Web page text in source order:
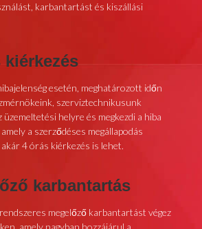
karbantartást és kiszállási
kiérkezés
esetén, meghatározott időn
szerviztechnikusunk
üzemeltetési helyre és megkezdi a hiba
a szerződéses megállapodás
4 órás kiérkezés is lehet.
karbantartás
megelőző karbantartást végez